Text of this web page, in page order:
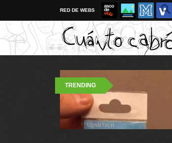
RED DE WEBS
TRENDING